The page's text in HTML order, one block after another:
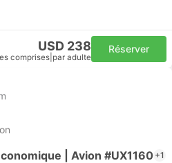
USD 238
comprises par adulte
Réserver
| Avion #UX1160 +1